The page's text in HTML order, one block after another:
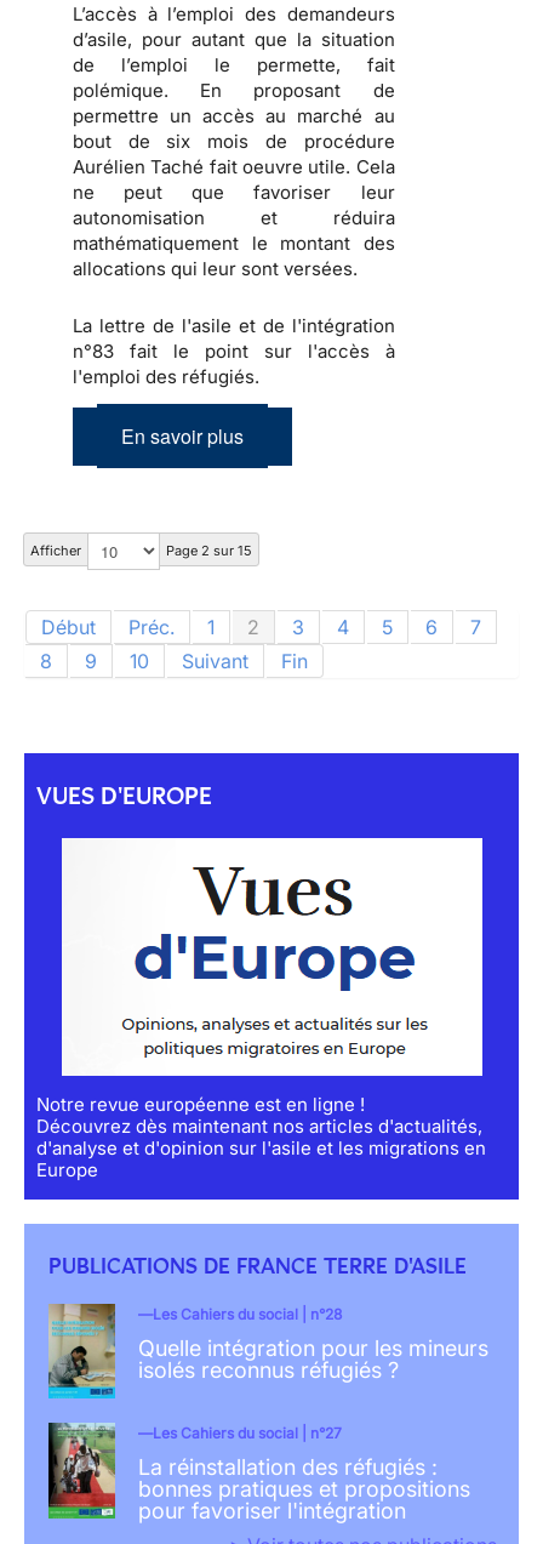
L’accès à l’emploi des demandeurs
d’asile, pour autant que la situation
de l’emploi le permette, fait
polémique. En proposant de
permettre un accès au marché au
bout de six mois de procédure
Aurélien Taché fait oeuvre utile. Cela
ne peut que favoriser leur
autonomisation et réduira
mathématiquement le montant des
allocations qui leur sont versées.
La lettre de l'asile et de l'intégration
n°83 fait le point sur l'accès à
l'emploi des réfugiés.
En savoir plus
Afficher Page 2 sur 15
Début Préc. 1 2 3 4 5 6
7
8
9 10 Suivant Fin
VUES D'EUROPE
Notre revue européenne est en ligne !
Découvrez dès maintenant nos articles d'actualités,
d'analyse et d'opinion sur l'asile et les migrations en
Europe
PUBLICATIONS DE FRANCE TERRE D'ASILE
Les Cahiers du social | n°28
Quelle intégration pour les mineurs
isolés reconnus réfugiés ?
Les Cahiers du social | n°27
La réinstallation des réfugiés :
bonnes pratiques et propositions
pour favoriser l'intégration